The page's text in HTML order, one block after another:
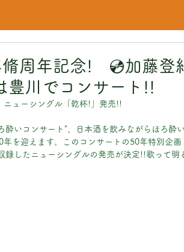
脩周年記念! 💿加藤登
川でコンサート!!
ニューシングル「乾杯!」発売!!
いコンサート"、日本酒を飲みながらほろ酔
を迎えます。このコンサートの50年特別企画
したニューシングルの発売が決定!!歌って明